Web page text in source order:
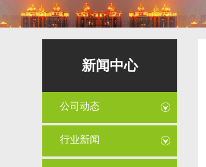
新闻中心
公司动态
行业新闻